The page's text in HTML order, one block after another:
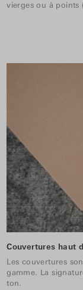
vierges ou à points
Couvertures haut
Les couvertures
gamme. La
ton.